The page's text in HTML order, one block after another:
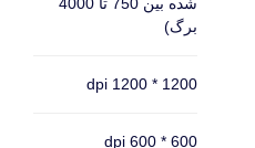
شده بین 750 تا 4000
برگ)
1200 * 1200 dpi
600 * 600 dpi